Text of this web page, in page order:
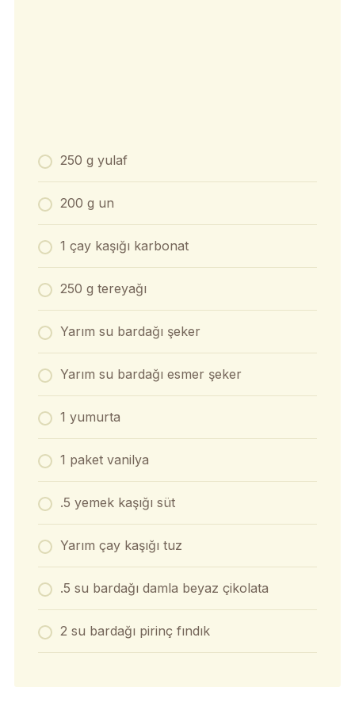
250 g yulaf
200 g un
1 çay kaşığı karbonat
250 g tereyağı
Yarım su bardağı şeker
Yarım su bardağı esmer şeker
1 yumurta
1 paket vanilya
.5 yemek kaşığı süt
Yarım çay kaşığı tuz
.5 su bardağı damla beyaz çikolata
2 su bardağı pirinç fındık